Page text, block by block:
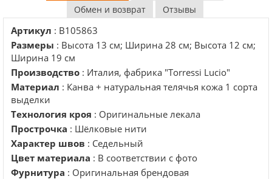
Обмен и возврат
Отзывы
Артикул : B105863
Размеры : Высота 13 см; Ширина 28 см; Высота 12 см;
Ширина 19 см
Производство : Италия, фабрика "Torressi Lucio"
Материал : Канва + натуральная телячья кожа 1 сорта
выделки
Технология кроя : Оригинальные лекала
Прострочка : Шёлковые нити
Характер швов : Седельный
Цвет материала : В соответствии с фото
Фурнитура : Оригинальная брендовая